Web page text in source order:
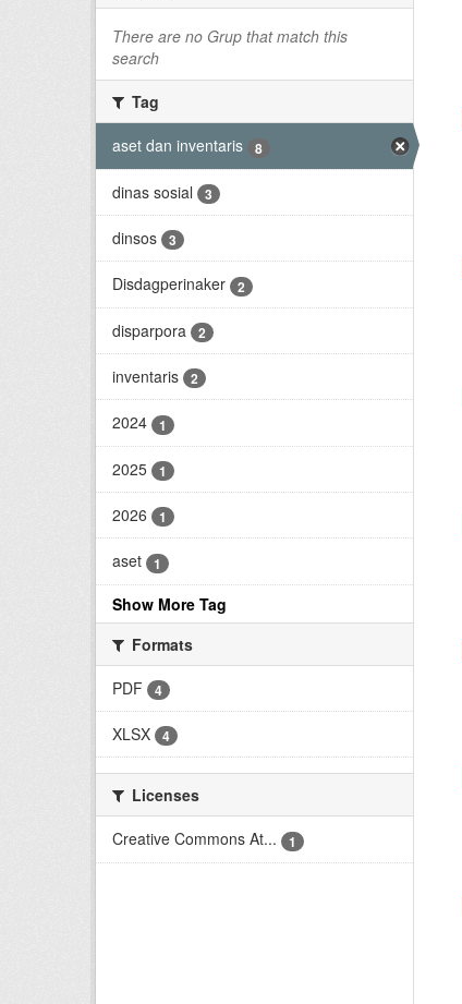
There are no Grup that match this
search
Tag
aset dan inventaris
8
dinas sosial 3
dinsos 3
Disdagperinaker 2
disparpora 2
inventaris 2
2024 1
2025 1
2026 1
aset 1
Show More Tag
Formats
PDF
4
XLSX 4
Licenses
Creative Commons At...
1